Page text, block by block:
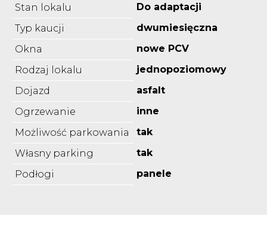
Stan lokalu
Do adaptacji
Typ kaucji
dwumiesięczna
Okna
nowe PCV
Rodzaj lokalu
jednopoziomowy
Dojazd
asfalt
Ogrzewanie
inne
Możliwość parkowania
tak
Własny parking
tak
Podłogi
panele